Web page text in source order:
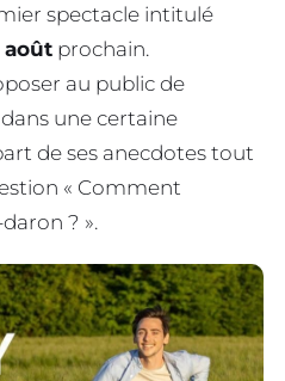
spectacle intitulé
août prochain.
au public de
une certaine
de ses anecdotes tout
« Comment
? ».